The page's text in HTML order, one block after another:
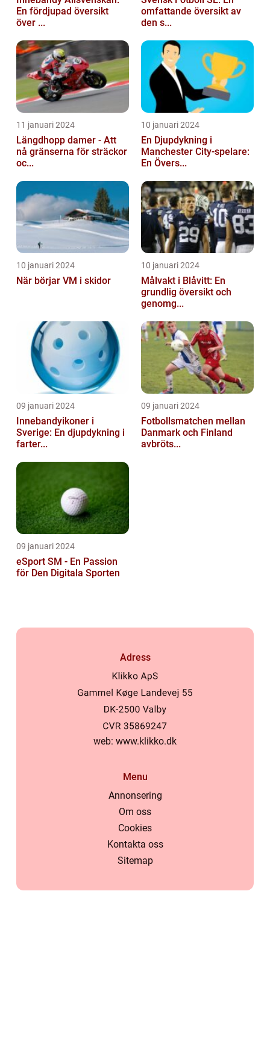
En fördjupad översikt
över ...
omfattande översikt av
den s...
11 januari 2024
Längdhopp damer - Att
nå gränserna för sträckor
oc...
10 januari 2024
En Djupdykning i
Manchester City-spelare:
En Övers...
10 januari 2024
När börjar VM i skidor
10 januari 2024
Målvakt i Blåvitt: En
grundlig översikt och
genomg...
09 januari 2024
Innebandyikoner i
Sverige: En djupdykning i
farter...
09 januari 2024
Fotbollsmatchen mellan
Danmark och Finland
avbröts...
09 januari 2024
eSport SM - En Passion
för Den Digitala Sporten
Adress
web: www.klikko.dk
Menu
Annonsering
Om oss
Cookies
Kontakta oss
Sitemap